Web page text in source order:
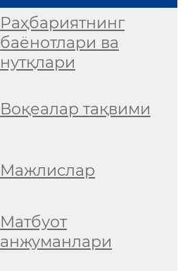
Раҳбариятнинг
баёнотлари ва
нутқлари
Воқеалар тақвими
Мажлислар
Матбуот
анжуманлари